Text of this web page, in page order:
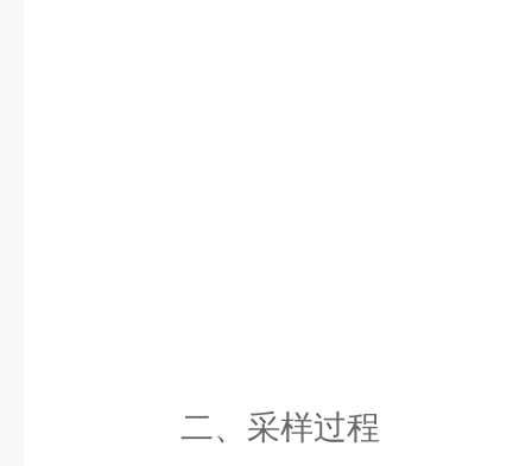
二、采样过程